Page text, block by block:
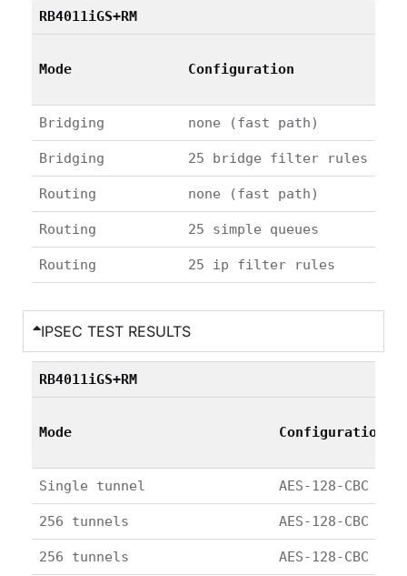
RB4011iGS+RM
Mode Configuration
Bridging none (fast path)
Bridging 25 bridge filter rules
Routing none (fast path)
Routing 25 simple queues
Routing 25 ip filter rules
IPSEC TEST RESULTS
RB4011iGS+RM
Mode Configuration
Single tunnel AES-128-CBC +
256 tunnels AES-128-CBC +
256 tunnels AES-128-CBC +